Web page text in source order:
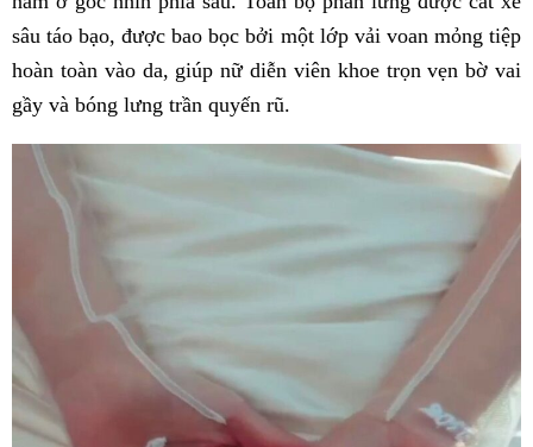
sâu táo bạo, được bao bọc bởi một lớp vải voan mỏng tiệp
hoàn toàn vào da, giúp nữ diễn viên khoe trọn vẹn bờ vai
gầy và bóng lưng trần quyến rũ.